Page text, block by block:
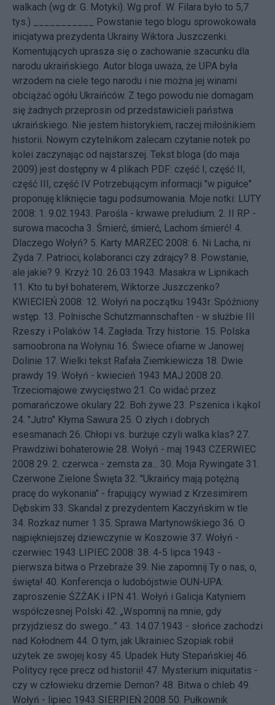
walkach (wg dr. G. Motyki). Wg prof. W. Filara było to 5,7
tys.) ___________ Powstanie tego blogu sprowokowała
inicjatywa prezydenta Ukrainy Wiktora Juszczenki.
Komentujących uprasza się o zachowanie szacunku dla
narodu ukraińskiego. Autor bloga uważa, że UPA była
wrzodem na ciele tego narodu i nie można jej winami
obciążać ogółu Ukraińców. Z tego powodu nie domagam
się żadnych przeprosin od przedstawicieli państwa
ukraińskiego. Nie jestem historykiem, raczej miłośnikiem
historii. Nowym czytelnikom zalecam czytanie notek po
kolei zaczynając od najstarszej. Tekst bloga (do maja
2009) jest dostępny w 4 plikach PDF: część I, część II,
część III, część IV Potrzebującym informacji "w pigułce"
proponuję kliknięcie tagu podsumowania. Moje notki: LUTY
2008: 1. 9.02.1943. Parośla - krwawe preludium. 2. II RP -
surowa macocha 3. Śmierć, śmierć, Lachom śmierć! 4.
Dlaczego Wołyń? 5. Karty MARZEC 2008: 6. Ni Lacha, ni
Żyda 7. Patrioci, kolaboranci czy zdrajcy? 8. Powstanie,
ale jakie? 9. Krzyż 10. 26.03.1943. Masakra w Lipnikach
11. Kto tu był bohaterem, Wiktorze Juszczenko?
KWIECIEŃ 2008: 12. Wołyń na początku 1943r. Spóźniony
wstęp. 13. Polnische Schutzmannschaften - w służbie III
Rzeszy i Polaków 14. Zagłada. Trzy historie. 15. Polska
samoobrona na Wołyniu 16. Świece ofiarne w Janowej
Dolinie 17. Wielki tekst Rafała Ziemkiewicza 18. Dwie
prawdy 19. Wołyń - kwiecień 1943 MAJ 2008 20.
Trzeciomajowe zwycięstwo 21. Co widać przez
pomarańczowe okulary 22. Boh żywe 23. Pszenica i kąkol
24. "Jutro" Kłyma Sawura 25. O złych i dobrych
esesmanach 26. Chłopi vs. burżuje czyli walka klas? 27.
Prawdziwi bohaterowie 28. Wołyń - maj 1943 CZERWIEC
2008 29. 2. czerwca - zemsta za... 30. Moja Rywingate 31.
Czerwone Zielone Święta 32. "Ukraińcy mają potężną
pracę do wykonania" - frapujący wywiad z Krzesimirem
Dębskim 33. Skandal z prezydentem Kaczyńskim w tle
34. Rozkaz numer 1 35. Sprawa Martynowśkiego 36. O
najpiękniejszej dziewczynie w Koszowie 37. Wołyń -
czerwiec 1943 LIPIEC 2008: 38. 4-5 lipca 1943 -
pierwsza bitwa o Przebraże 39. Nie zapomnij Ty o nas, o,
święta! 40. Konferencja o ludobójstwie OUN-UPA:
zaproszenie ŚZŻAK i IPN 41. Wołyń i Galicja Katyniem
współczesnej Polski 42. „Wspomnij na mnie, gdy
przyjdziesz do swego...” 43. 14.07.1943 - słońce zachodzi
nad Kołodnem 44. O tym, jak Ukrainiec Szopiak robił
użytek ze swojej kosy 45. Upadek Huty Stepańskiej 46.
Politycy ręce precz od historii! 47. Mysterium iniquitatis -
czy w człowieku drzemie Demon? 48. Bitwa o chleb 49.
Wołyń - lipiec 1943 SIERPIEŃ 2008 50. Pułkownik